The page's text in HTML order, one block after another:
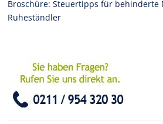
Broschüre: Steuertipps für behinderte
Ruheständler